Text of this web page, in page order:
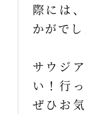
際には
かがでし
サウジ
い！行
ぜひお